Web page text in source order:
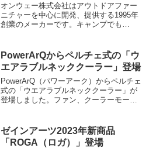
オンウェー株式会社はアウトドアファー
ニチャーを中心に開発、提供する1995年
創業のメーカーです。キャンプでも
が、今回、代表取締役社長の泉里志さん
にチェア開発に対するこだわりについて
伺いました。
PowerArQからペルチェ式の「ウ
エアラブルネッククーラー」登場
PowerArQ（パワーアーク）からペルチェ
式の「ウエアラブルネッククーラー」が
登場しました。ファン、クーラーモー
2)、強(レベル3)と段階設定ができます。
詳細をレビューします。
ゼインアーツ2023年新商品
「ROGA（ロガ）」登場